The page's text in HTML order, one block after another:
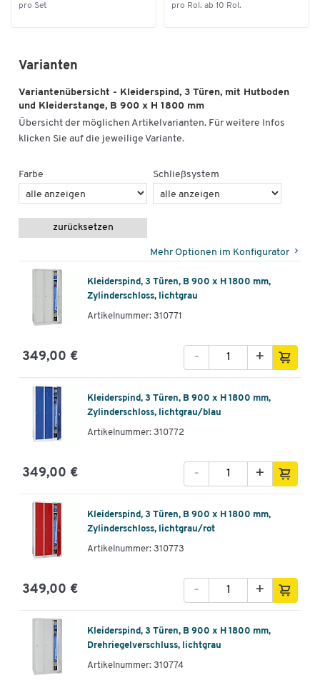
pro Set pro Rol. ab 10 Rol.
Varianten
Variantenübersicht - Kleiderspind, 3 Türen, mit Hutboden
und Kleiderstange, B 900 x H 1800 mm
Übersicht der möglichen Artikelvarianten. Für weitere Infos
klicken Sie auf die jeweilige Variante.
Farbe Schließsystem
zurücksetzen
Mehr Optionen im Konfigurator
Kleiderspind, 3 Türen, B 900 x H 1800 mm,
Zylinderschloss, lichtgrau
Artikelnummer: 310771
349,00 € +
-
Kleiderspind, 3 Türen, B 900 x H 1800 mm,
Zylinderschloss, lichtgrau/blau
Artikelnummer: 310772
349,00 € +
-
Kleiderspind, 3 Türen, B 900 x H 1800 mm,
Zylinderschloss, lichtgrau/rot
Artikelnummer: 310773
349,00 € +
-
Kleiderspind, 3 Türen, B 900 x H 1800 mm,
Drehriegelverschluss, lichtgrau
Artikelnummer: 310774